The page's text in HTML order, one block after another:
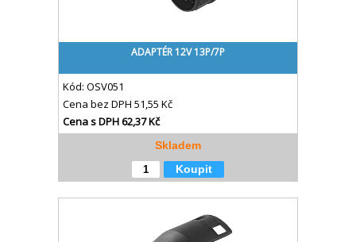
ADAPTÉR 12V 13P/7P
Kód: OSV051
Cena bez DPH 51,55 Kč
Cena s DPH62,37 Kč
Skladem
Koupit